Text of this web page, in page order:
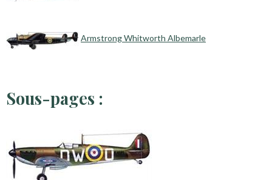
Armstrong Whitworth Albemarle
Sous-pages :